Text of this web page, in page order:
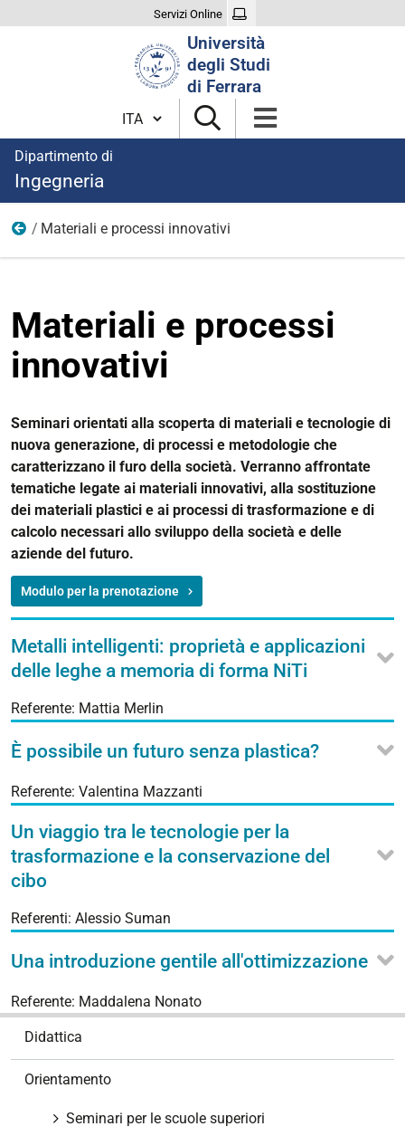
Servizi Online
Università
degli Studi
di Ferrara
Cambia lingua
Dipartimento di
Ingegneria
Seminari per le scuole superiori
Materiali e processi innovativi
Materiali e processi
innovativi
Seminari orientati alla scoperta di materiali e tecnologie di
nuova generazione, di processi e metodologie che
caratterizzano il furo della società. Verranno affrontate
tematiche legate ai materiali innovativi, alla sostituzione
dei materiali plastici e ai processi di trasformazione e di
calcolo necessari allo sviluppo della società e delle
aziende del futuro.
Modulo per la prenotazione
Metalli intelligenti: proprietà e applicazioni
delle leghe a memoria di forma NiTi
Referente: Mattia Merlin
È possibile un futuro senza plastica?
Referente: Valentina Mazzanti
Un viaggio tra le tecnologie per la
trasformazione e la conservazione del
cibo
Referenti: Alessio Suman
Una introduzione gentile all'ottimizzazione
Referente: Maddalena Nonato
Didattica
Orientamento
Seminari per le scuole superiori